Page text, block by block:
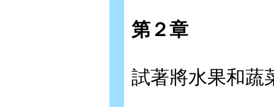
第２章
試著將水果和蔬